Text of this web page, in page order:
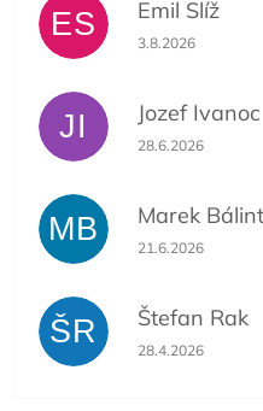
ES Emil Slíž
Hodnotenie
3.8.2026
JI Jozef Ivanoc
Hodnotenie
28.6.2026
MB Marek Bálint
Hodnotenie
21.6.2026
ŠR Štefan Rak
Hodnotenie
28.4.2026